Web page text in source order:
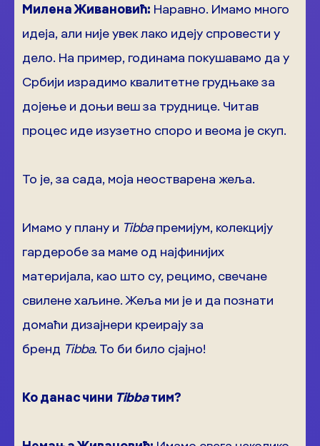
Милена Живановић: Наравно. Имамо много
идеја, али није увек лако идеју спровести у
дело. На пример, годинама покушавамо да у
Србији израдимо квалитетне грудњаке за
дојење и доњи веш за труднице. Читав
процес иде изузетно споро и веома је скуп.
То је, за сада, моја неостварена жеља.
Имамо у плану и Tibbaпремијум, колекцију
гардеробе за маме од најфинијих
материјала, као што су, рецимо, свечане
свилене хаљине. Жеља ми је и да познати
домаћи дизајнери креирају за
бренд Tibba. То би било сјајно!
Ко данас чини Tibbaтим?